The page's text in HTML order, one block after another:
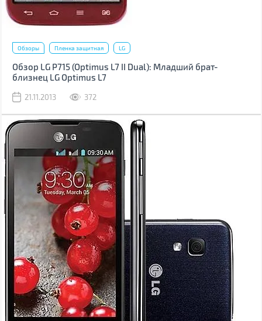
Обзоры Пленка защитная LG
Обзор LG P715 (Optimus L7 II Dual): Младший брат-
близнец LG Optimus L7
21.11.2013 372